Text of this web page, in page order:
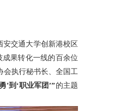
安交通大学创新港校区
果转化一线的百余位
会执行秘书长、全国工
’到‘职业军团’”的主题